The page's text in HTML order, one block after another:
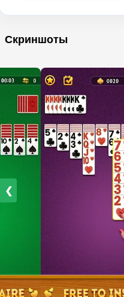
Скриншоты
❮